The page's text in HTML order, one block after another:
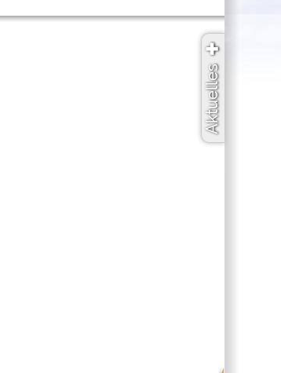
Aktuelles ✚